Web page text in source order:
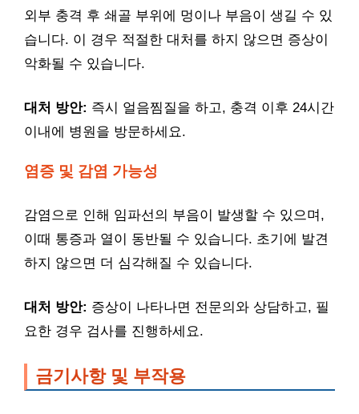
외부 충격 후 쇄골 부위에 멍이나 부음이 생길 수 있
습니다. 이 경우 적절한 대처를 하지 않으면 증상이
악화될 수 있습니다.
대처 방안: 즉시 얼음찜질을 하고, 충격 이후 24시간
이내에 병원을 방문하세요.
염증 및 감염 가능성
감염으로 인해 임파선의 부음이 발생할 수 있으며,
이때 통증과 열이 동반될 수 있습니다. 초기에 발견
하지 않으면 더 심각해질 수 있습니다.
대처 방안: 증상이 나타나면 전문의와 상담하고, 필
요한 경우 검사를 진행하세요.
금기사항 및 부작용